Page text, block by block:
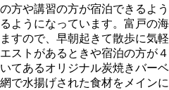
方や講習の方が宿泊できるよう
ようになっています。富戸の海
すので、早朝起きて散歩に気軽
ストがあるときや宿泊の方が４
てあるオリジナル炭焼きバーベ
で水揚げされた食材をメインに